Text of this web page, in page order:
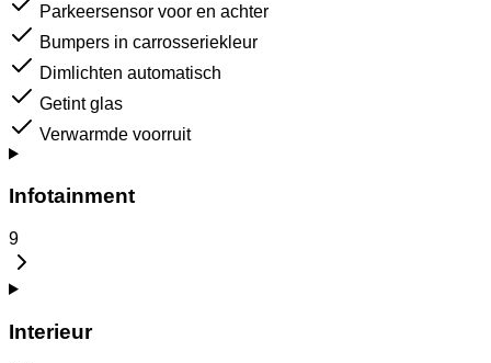
Parkeersensor voor en achter
Bumpers in carrosseriekleur
Dimlichten automatisch
Getint glas
Verwarmde voorruit
Infotainment
9
Interieur